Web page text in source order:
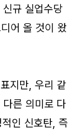
규 실업수당
어 올 것이 왔
지만, 우리 같
다른 의미로 다
적인 신호탄, 즉